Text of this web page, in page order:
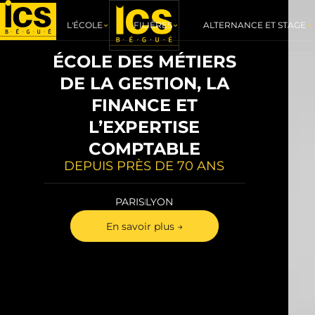
L'ÉCOLE FILIÈRES ALTERNANCE ET STAGE
ÉCOLE DES MÉTIERS
DE LA GESTION, LA
FINANCE ET
L’EXPERTISE
COMPTABLE
DEPUIS PRÈS DE 70 ANS
PARISLYON
En savoir plus →